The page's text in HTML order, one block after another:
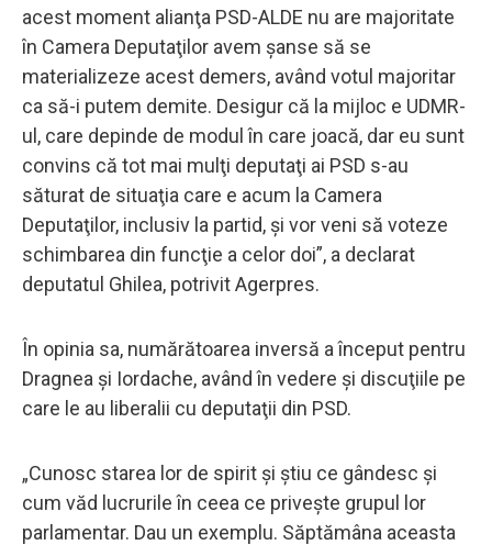
acest moment alianţa PSD-ALDE nu are majoritate
în Camera Deputaţilor avem şanse să se
materializeze acest demers, având votul majoritar
ca să-i putem demite. Desigur că la mijloc e UDMR-
ul, care depinde de modul în care joacă, dar eu sunt
convins că tot mai mulţi deputaţi ai PSD s-au
săturat de situaţia care e acum la Camera
Deputaţilor, inclusiv la partid, şi vor veni să voteze
schimbarea din funcţie a celor doi”, a declarat
deputatul Ghilea, potrivit Agerpres.
În opinia sa, numărătoarea inversă a început pentru
Dragnea şi Iordache, având în vedere şi discuţiile pe
care le au liberalii cu deputaţii din PSD.
„Cunosc starea lor de spirit şi ştiu ce gândesc şi
cum văd lucrurile în ceea ce priveşte grupul lor
parlamentar. Dau un exemplu. Săptămâna aceasta